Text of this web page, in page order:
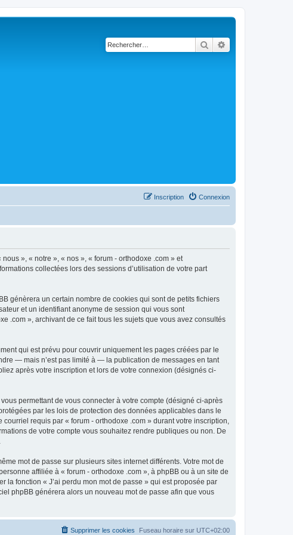
Rechercher
Connexion
Inscription
», « notre », « nos », « forum - orthodoxe .com » et
collectées lors des sessions d’utilisation de votre part
génèrera un certain nombre de cookies qui sont de petits fichiers
et un identifiant anonyme de session qui vous sont
.com », archivant de ce fait tous les sujets que vous avez consultés
qui est prévu pour couvrir uniquement les pages créées par le
— mais n’est pas limité à — la publication de messages en tant
après votre inscription et lors de votre connexion (désignés ci-
permettant de vous connecter à votre compte (désigné ci-après
par les lois de protection des données applicables dans le
requis par « forum - orthodoxe .com » durant votre inscription,
de votre compte vous souhaitez rendre publiques ou non. De
mot de passe sur plusieurs sites internet différents. Votre mot de
affiliée à « forum - orthodoxe .com », à phpBB ou à un site de
la fonction « J’ai perdu mon mot de passe » qui est proposée par
phpBB générera alors un nouveau mot de passe afin que vous
Fuseau horaire sur UTC+02:00
Supprimer les cookies